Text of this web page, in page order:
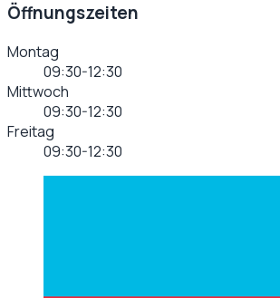
Öffnungszeiten
Montag
09:30-12:30
Mittwoch
09:30-12:30
Freitag
09:30-12:30